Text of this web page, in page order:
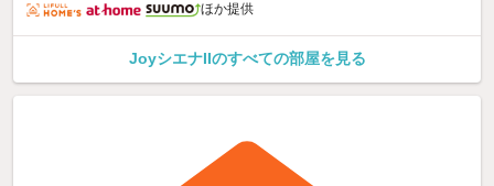
ほか提供
JoyシエナIIのすべての部屋を見る